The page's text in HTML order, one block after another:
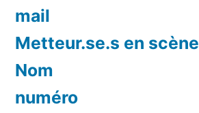
mail
Metteur.se.s en scène
Nom
numéro